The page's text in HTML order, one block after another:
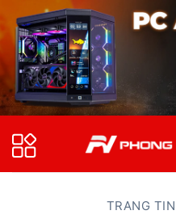
qua
nội
dung
TRANG